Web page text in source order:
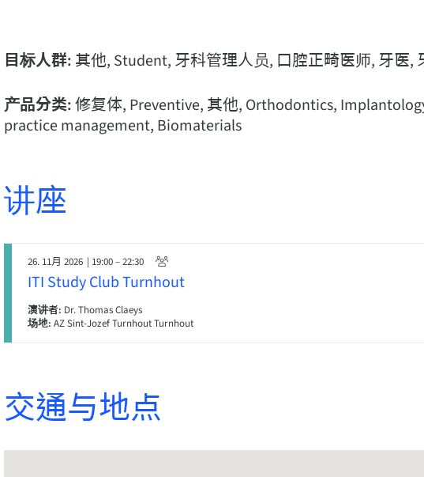
目标人群: 其他, Student, 牙科管理人员, 口腔正畸医师, 牙医,
产品分类:修复体, Preventive, 其他, Orthodontics,
practice management, Biomaterials
讲座
26. 11月 2026 | 19:00 – 22:30
ITI Study Club Turnhout
演讲者: Dr. Thomas Claeys
场地: AZ Sint-Jozef Turnhout Turnhout
交通与地点